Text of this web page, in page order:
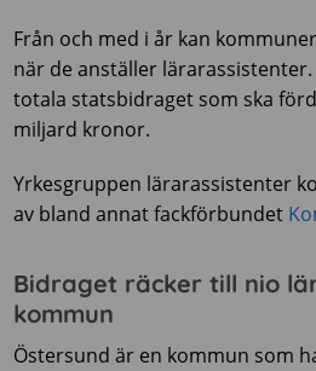
Från och med i år kan
när de anställer
totala statsbidraget som ska
miljard kronor.
Yrkesgruppen lärarassistenter
av bland annat fackförbundet
Bidraget räcker till nio
kommun
Östersund är en kommun som